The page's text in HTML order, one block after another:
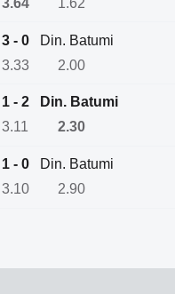
3 - 0
Din. Batumi
3.33 2.00
1 - 2
Din. Batumi
3.11 2.30
1 - 0
Din. Batumi
3.10 2.90